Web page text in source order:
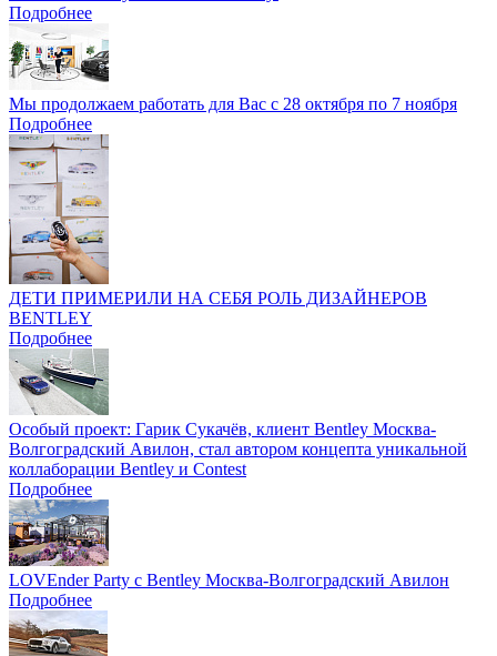
Подробнее
Мы продолжаем работать для Вас с 28 октября по 7 ноября
Подробнее
ДЕТИ ПРИМЕРИЛИ НА СЕБЯ РОЛЬ ДИЗАЙНЕРОВ
BENTLEY
Подробнее
Особый проект: Гарик Сукачёв, клиент Bentley Москва-
Волгоградский Авилон, стал автором концепта уникальной
коллаборации Bentley и Contest
Подробнее
LOVEnder Party с Bentley Москва-Волгоградский Авилон
Подробнее